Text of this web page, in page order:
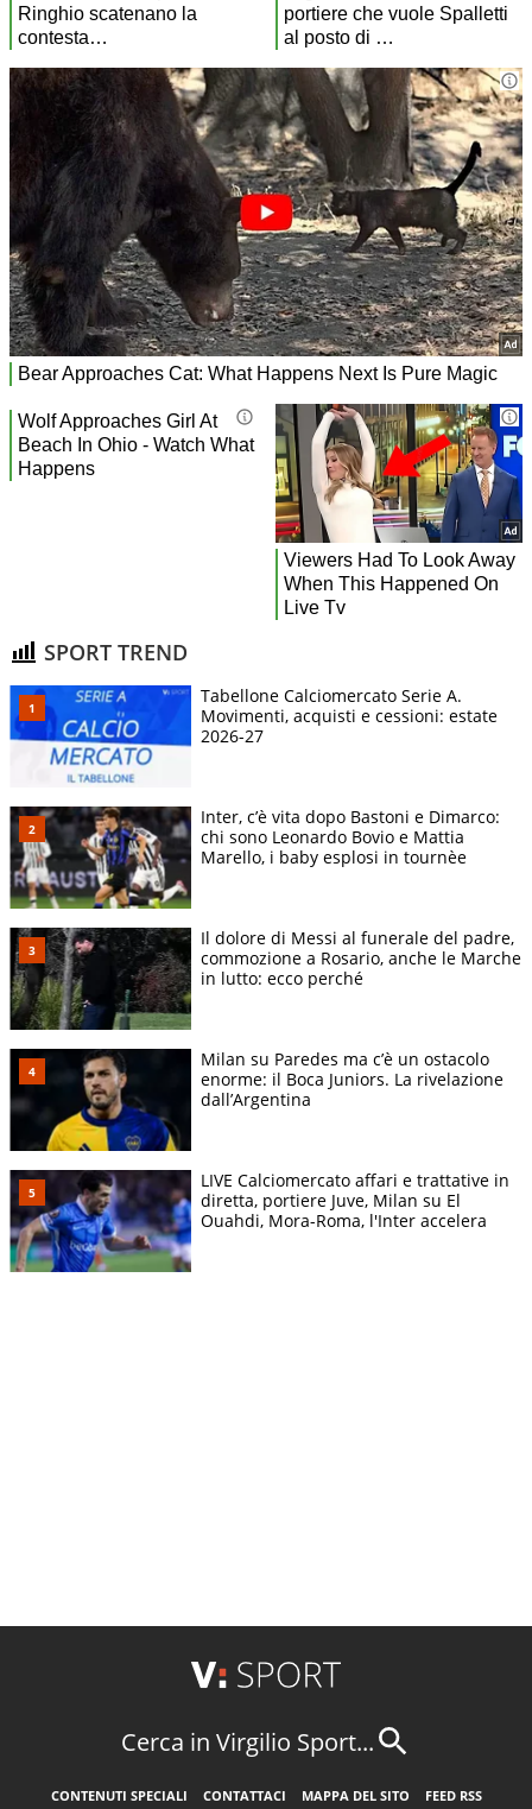
SPORT TREND
Tabellone Calciomercato Serie A.
Movimenti, acquisti e cessioni: estate
2026-27
Inter, c’è vita dopo Bastoni e Dimarco:
chi sono Leonardo Bovio e Mattia
Marello, i baby esplosi in tournèe
Il dolore di Messi al funerale del padre,
commozione a Rosario, anche le Marche
in lutto: ecco perché
Milan su Paredes ma c’è un ostacolo
enorme: il Boca Juniors. La rivelazione
dall’Argentina
LIVE Calciomercato affari e trattative in
diretta, portiere Juve, Milan su El
Ouahdi, Mora-Roma, l'Inter accelera
Cerca in Virgilio Sport...
CONTENUTI SPECIALI CONTATTACI MAPPA DEL SITO FEED RSS